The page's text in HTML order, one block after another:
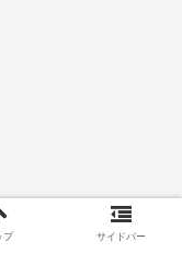
プ サイドバー